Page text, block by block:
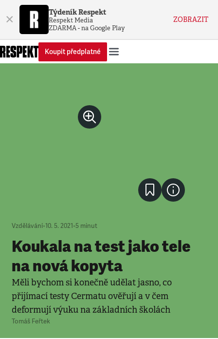
× Týdeník Respekt
Respekt Media
ZDARMA - na Google Play
ZOBRAZIT
Koupit předplatné
Vzdělávání•10. 5. 2021•5 minut
Koukala na test jako tele
na nová kopyta
Měli bychom si konečně udělat jasno, co
přijímací testy Cermatu ověřují a v čem
deformují výuku na základních školách
Tomáš Feřtek